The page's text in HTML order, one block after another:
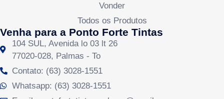
Vonder
Todos os Produtos
Venha para a Ponto Forte Tintas
104 SUL, Avenida lo 03 lt 26
77020-028, Palmas - To
Contato: (63) 3028-1551
Whatsapp: (63) 3028-1551